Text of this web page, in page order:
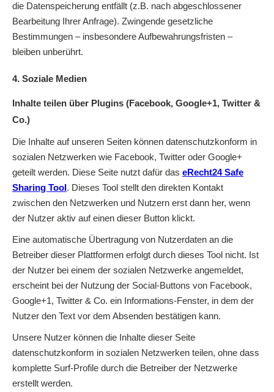
die Datenspeicherung entfällt (z.B. nach abgeschlossener
Bearbeitung Ihrer Anfrage). Zwingende gesetzliche
Bestimmungen – insbesondere Aufbewahrungsfristen –
bleiben unberührt.
4. Soziale Medien
Inhalte teilen über Plugins (Facebook, Google+1, Twitter &
Co.)
Die Inhalte auf unseren Seiten können datenschutzkonform in
sozialen Netzwerken wie Facebook, Twitter oder Google+
geteilt werden. Diese Seite nutzt dafür das eRecht24 Safe
Sharing Tool. Dieses Tool stellt den direkten Kontakt
zwischen den Netzwerken und Nutzern erst dann her, wenn
der Nutzer aktiv auf einen dieser Button klickt.
Eine automatische Übertragung von Nutzerdaten an die
Betreiber dieser Plattformen erfolgt durch dieses Tool nicht. Ist
der Nutzer bei einem der sozialen Netzwerke angemeldet,
erscheint bei der Nutzung der Social-Buttons von Facebook,
Google+1, Twitter & Co. ein Informations-Fenster, in dem der
Nutzer den Text vor dem Absenden bestätigen kann.
Unsere Nutzer können die Inhalte dieser Seite
datenschutzkonform in sozialen Netzwerken teilen, ohne dass
komplette Surf-Profile durch die Betreiber der Netzwerke
erstellt werden.